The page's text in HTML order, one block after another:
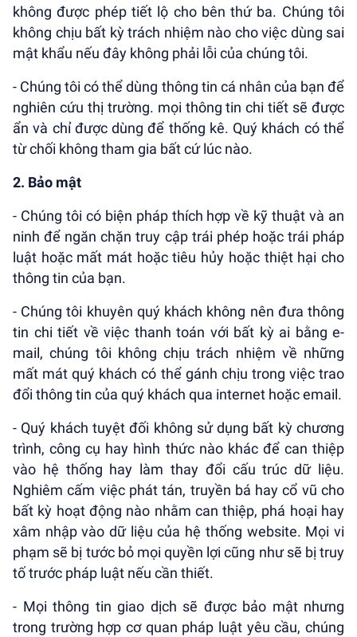
không được phép tiết lộ cho bên thứ ba. Chúng tôi
không chịu bất kỳ trách nhiệm nào cho việc dùng sai
mật khẩu nếu đây không phải lỗi của chúng tôi.
- Chúng tôi có thể dùng thông tin cá nhân của bạn để
nghiên cứu thị trường. mọi thông tin chi tiết sẽ được
ẩn và chỉ được dùng để thống kê. Quý khách có thể
từ chối không tham gia bất cứ lúc nào.
2. Bảo mật
- Chúng tôi có biện pháp thích hợp về kỹ thuật và an
ninh để ngăn chặn truy cập trái phép hoặc trái pháp
luật hoặc mất mát hoặc tiêu hủy hoặc thiệt hại cho
thông tin của bạn.
- Chúng tôi khuyên quý khách không nên đưa thông
tin chi tiết về việc thanh toán với bất kỳ ai bằng e-
mail, chúng tôi không chịu trách nhiệm về những
mất mát quý khách có thể gánh chịu trong việc trao
đổi thông tin của quý khách qua internet hoặc email.
- Quý khách tuyệt đối không sử dụng bất kỳ chương
trình, công cụ hay hình thức nào khác để can thiệp
vào hệ thống hay làm thay đổi cấu trúc dữ liệu.
Nghiêm cấm việc phát tán, truyền bá hay cổ vũ cho
bất kỳ hoạt động nào nhằm can thiệp, phá hoại hay
xâm nhập vào dữ liệu của hệ thống website. Mọi vi
phạm sẽ bị tước bỏ mọi quyền lợi cũng như sẽ bị truy
tố trước pháp luật nếu cần thiết.
- Mọi thông tin giao dịch sẽ được bảo mật nhưng
trong trường hợp cơ quan pháp luật yêu cầu, chúng